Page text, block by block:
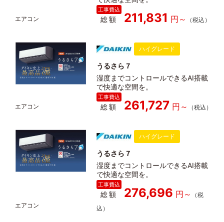
総額 211,831
ハイグレード
うるさら７
湿度までコントロールできるAI搭載
で快適な空間を。
総額 261,727
ハイグレード
うるさら７
湿度までコントロールできるAI搭載
で快適な空間を。
総額 276,696